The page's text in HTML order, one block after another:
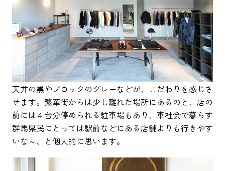
天井の黒やブロックのグレーなどが、こだわりを感じさ
せます。繁華街からは少し離れた場所にあるのと、店の
前には４台分停められる駐車場もあり、車社会で暮らす
群馬県民にとっては駅前などにある店舗よりも行きやす
いな～、と個人的に思います。